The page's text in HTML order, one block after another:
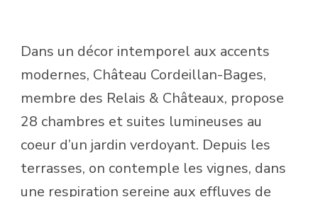
Dans un décor intemporel aux accents
modernes, Château Cordeillan-Bages,
membre des Relais & Châteaux, propose
28 chambres et suites lumineuses au
coeur d’un jardin verdoyant. Depuis les
terrasses, on contemple les vignes, dans
une respiration sereine aux effluves de